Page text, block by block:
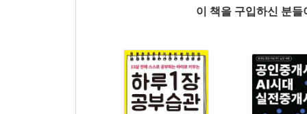
이 책을 구입하신 분